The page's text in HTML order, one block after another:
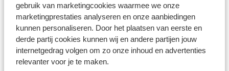
gebruik van marketingcookies waarmee we onze
marketingprestaties analyseren en onze aanbiedingen
kunnen personaliseren. Door het plaatsen van eerste en
derde partij cookies kunnen wij en andere partijen jouw
internetgedrag volgen om zo onze inhoud en advertenties
relevanter voor je te maken.
Examenreizen naar de
zon
Zoek de zon op met je
vrienden!